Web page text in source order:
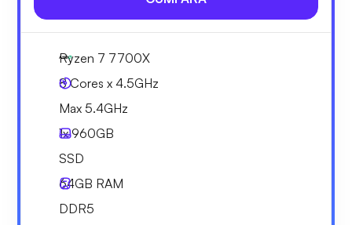
Ryzen 7 7700X
8 Cores x 4.5GHz
Max 5.4GHz
1x960GB
SSD
64GB RAM
DDR5